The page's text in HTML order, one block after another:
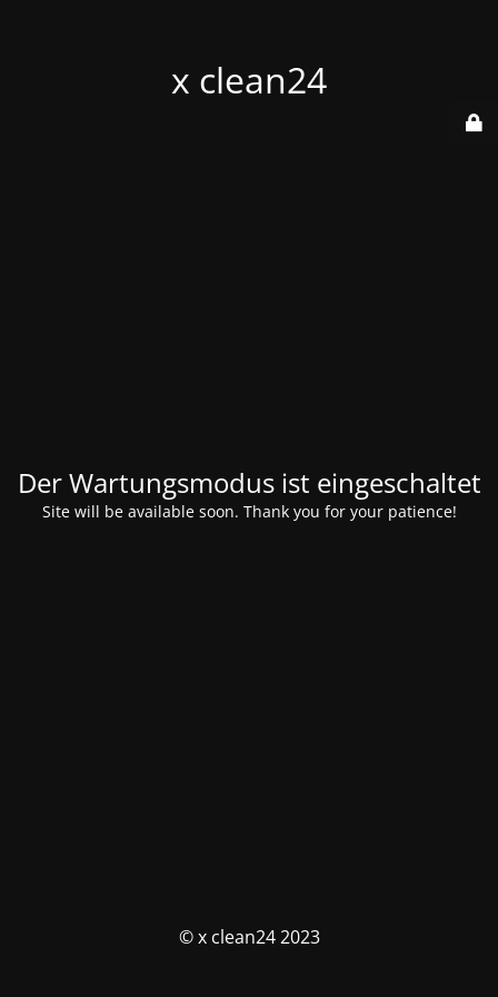
x clean24
Der Wartungsmodus ist eingeschaltet
Site will be available soon. Thank you for your patience!
© x clean24 2023